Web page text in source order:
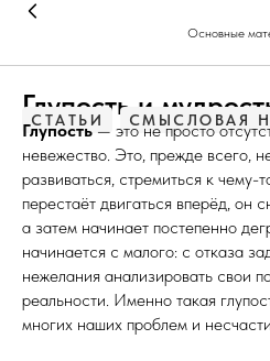
Основные
Глупость и
СТАТЬИ СМЫСЛОВАЯ
Глупость— это не просто
невежество. Это, прежде всего,
развиваться, стремиться к чему-
перестаёт двигаться вперёд, он
а затем начинает постепенно
начинается с малого: с отказа
нежелания анализировать свои
реальности. Именно такая
многих наших проблем и